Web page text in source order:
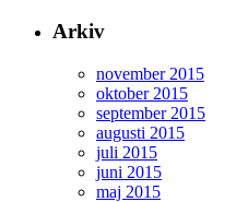
Arkiv
november 2015
oktober 2015
september 2015
augusti 2015
juli 2015
juni 2015
maj 2015